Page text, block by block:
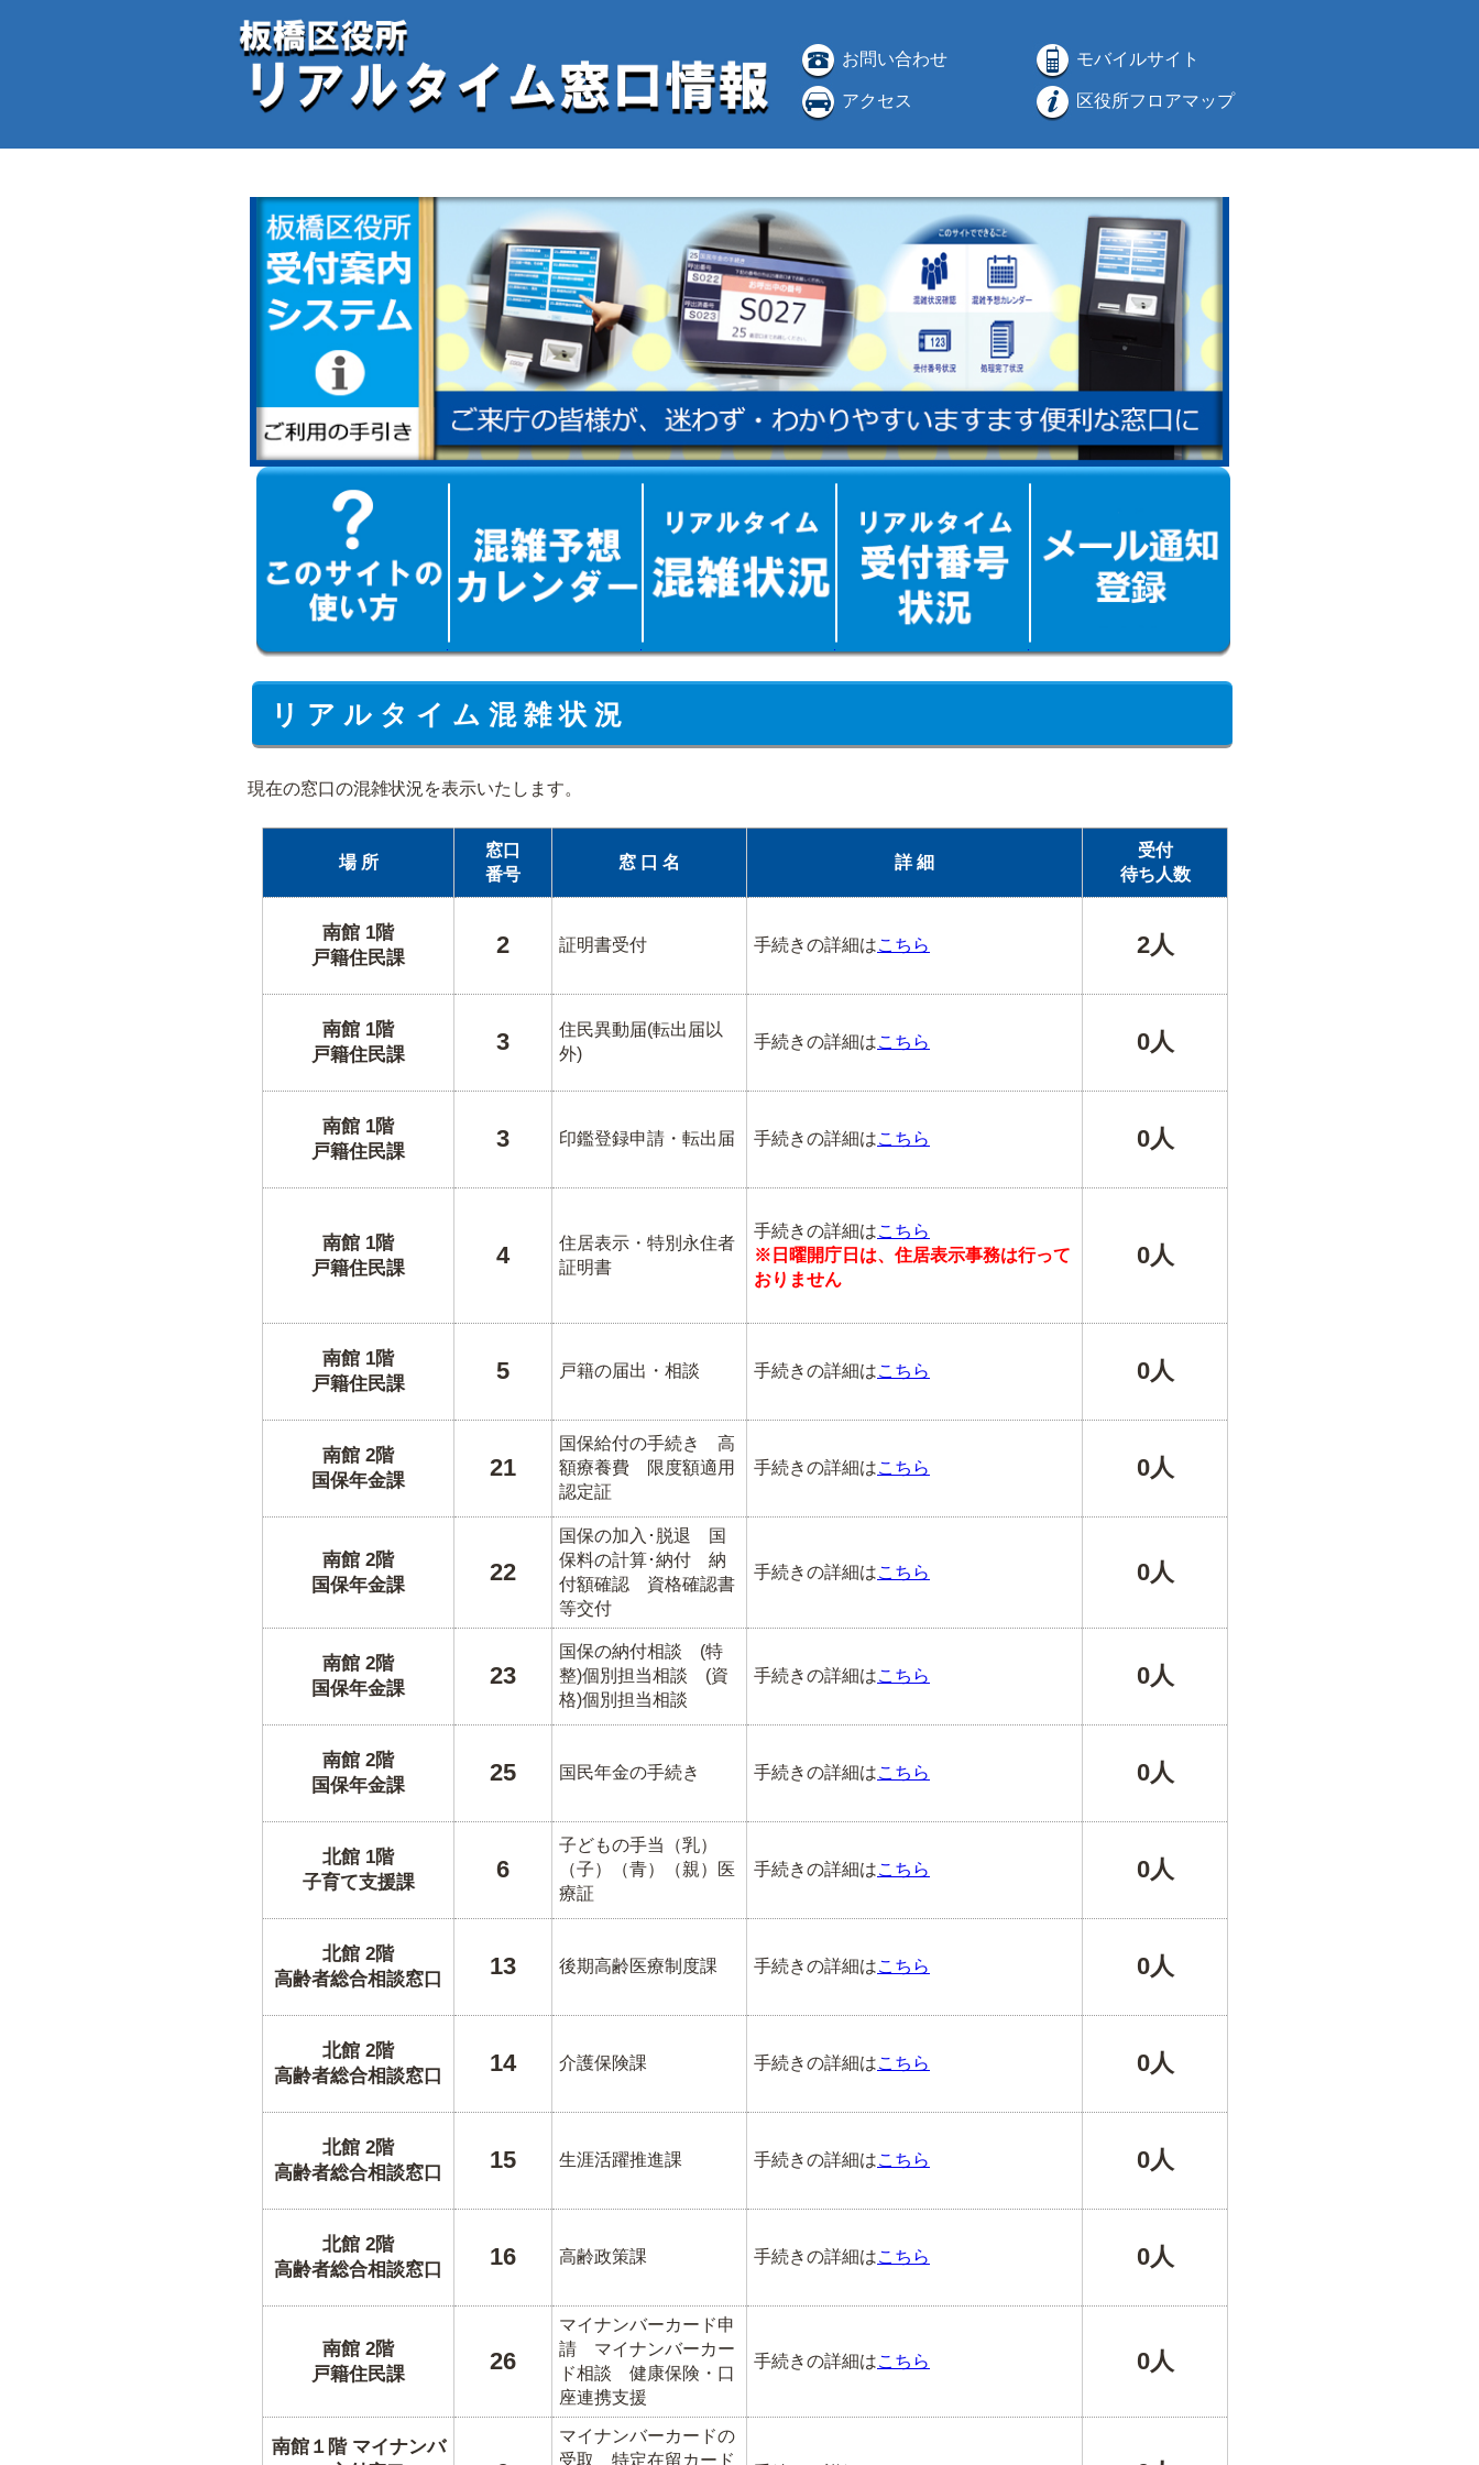
お問い合わせ モバイルサイト
アクセス 区役所フロアマップ
リ ア ル タ イ ム 混 雑 状 況
現在の窓口の混雑状況を表示いたします。
場 所
窓口
番号
窓 口 名 詳 細
受付
待ち人数
南館 1階
戸籍住民課
2 証明書受付 手続きの詳細はこちら 2人
南館 1階
戸籍住民課
3
住民異動届(転出届以
外)
手続きの詳細はこちら 0人
南館 1階
戸籍住民課
3 印鑑登録申請・転出届 手続きの詳細はこちら 0人
南館 1階
戸籍住民課
4
住居表示・特別永住者
証明書
手続きの詳細はこちら
※日曜開庁日は、住居表示事務は行って
おりません
0人
南館 1階
戸籍住民課
5 戸籍の届出・相談 手続きの詳細はこちら 0人
南館 2階
国保年金課
21
国保給付の手続き 高
額療養費 限度額適用
認定証
手続きの詳細はこちら 0人
南館 2階
国保年金課
22
国保の加入･脱退 国
保料の計算･納付 納
付額確認 資格確認書
等交付
手続きの詳細はこちら 0人
南館 2階
国保年金課
23
国保の納付相談 (特
整)個別担当相談 (資
格)個別担当相談
手続きの詳細はこちら 0人
南館 2階
国保年金課
25 国民年金の手続き 手続きの詳細はこちら 0人
北館 1階
子育て支援課
6
子どもの手当（乳）
（子）（青）（親）医
療証
手続きの詳細はこちら 0人
北館 2階
高齢者総合相談窓口
13 後期高齢医療制度課 手続きの詳細はこちら 0人
北館 2階
高齢者総合相談窓口
14 介護保険課 手続きの詳細はこちら 0人
北館 2階
高齢者総合相談窓口
15 生涯活躍推進課 手続きの詳細はこちら 0人
北館 2階
高齢者総合相談窓口
16 高齢政策課 手続きの詳細はこちら 0人
南館 2階
戸籍住民課
26
マイナンバーカード申
請 マイナンバーカー
ド相談 健康保険・口
座連携支援
手続きの詳細はこちら 0人
南館１階 マイナンバ
マイナンバーカードの
受取 特定在留カード